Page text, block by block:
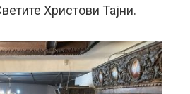
Христови Тајни.